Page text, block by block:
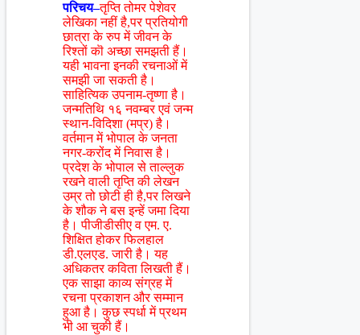
परिचय–तृप्ति तोमर पेशेवर
लेखिका नहीं है,पर प्रतियोगी
छात्रा के रुप में जीवन के
रिश्तों कॊ अच्छा समझती हैं।
यही भावना इनकी रचनाओं में
समझी जा सकती है।
साहित्यिक उपनाम-तृष्णा है।
जन्मतिथि १६ नवम्बर एवं जन्म
स्थान-विदिशा (मप्र) है।
वर्तमान में भोपाल के जनता
नगर-करोंद में निवास है।
प्रदेश के भोपाल से ताल्लुक
रखने वाली तृप्ति की लेखन
उम्र तो छोटी ही है,पर लिखने
के शौक ने बस इन्हें जमा दिया
है। पीजीडीसीए व एम. ए.
शिक्षित होकर फिलहाल
डी.एलएड. जारी है। यह
अधिकतर कविता लिखती हैं।
एक साझा काव्य संग्रह में
रचना प्रकाशन और सम्मान
हुआ है। कुछ स्पर्धा में प्रथम
भी आ चुकी हैं।